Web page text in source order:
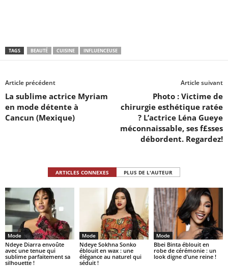
TAGS BEAUTÉ CUISINE INFLUENCEUSE
Article précédent
La sublime actrice Myriam
en mode détente à
Cancun (Mexique)
Article suivant
Photo : Victime de
chirurgie esthétique ratée
? L’actrice Léna Gueye
méconnaissable, ses f£sses
débordent. Regardez!
ARTICLES CONNEXES PLUS DE L'AUTEUR
Mode
Ndeye Diarra envoûte
avec une tenue qui
sublime parfaitement sa
silhouette !
Mode
Ndeye Sokhna Sonko
éblouit en wax : une
élégance au naturel qui
séduit !
Mode
Bbei Binta éblouit en
robe de cérémonie : un
look digne d’une reine !